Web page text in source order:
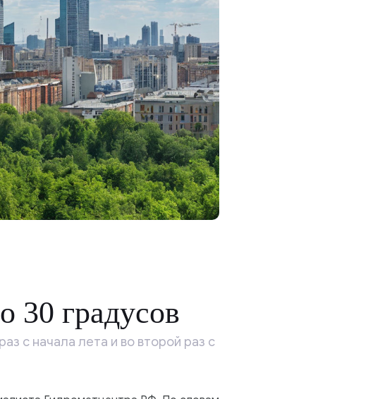
30 градусов
с начала лета и во второй раз с